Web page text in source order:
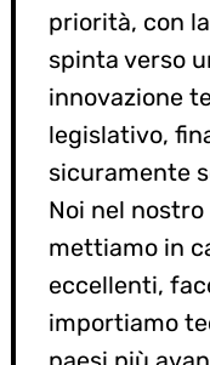
priorità, con
spinta verso
innovazione
legislativo,
sicuramente
Noi nel
mettiamo in
eccellenti,
importiamo